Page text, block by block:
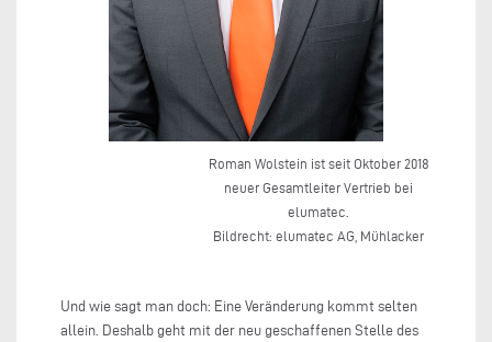
Roman Wolstein ist seit Oktober 2018
neuer Gesamtleiter Vertrieb bei
elumatec.
Bildrecht: elumatec AG, Mühlacker
Und wie sagt man doch: Eine Veränderung kommt selten
allein. Deshalb geht mit der neu geschaffenen Stelle des